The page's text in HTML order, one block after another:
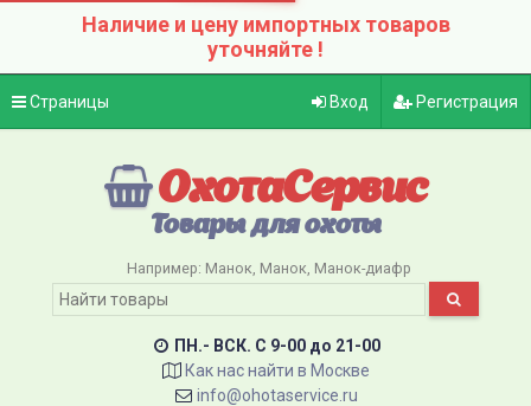
Наличие и цену импортных товаров
уточняйте !
Страницы Вход Регистрация
ОхотаСервис
Товары для охоты
Например: Манок Манок Манок-диафр
ПН.- ВСК. C 9-00 до 21-00
Как нас найти в Москве
info@ohotaservice.ru